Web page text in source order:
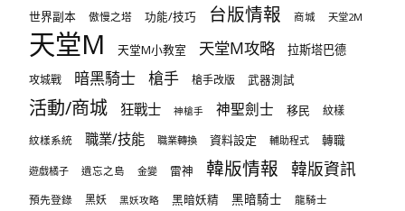
世界副本
傲慢之塔 功能/技巧 台版情報 商城 天堂2M
天堂M 天堂M小教室 天堂M攻略 拉斯塔巴德
攻城戰 暗黑騎士 槍手 槍手改版 武器測試
活動/商城 狂戰士 神槍手 神聖劍士 移民 紋樣
紋樣系統 職業/技能 職業轉換 資料設定 輔助程式 轉職
遊戲橘子 遺忘之島 金變 雷神 韓版情報 韓版資訊
預先登錄 黑妖 黑妖攻略 黑暗妖精 黑暗騎士 龍騎士